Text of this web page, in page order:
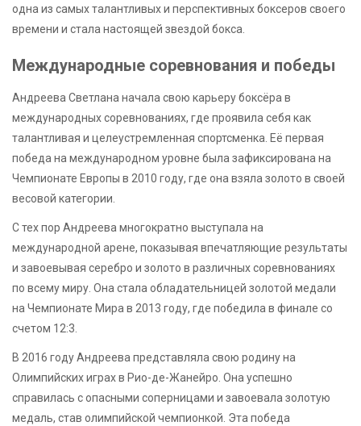
одна из самых талантливых и перспективных боксеров своего
времени и стала настоящей звездой бокса.
Международные соревнования и победы
Андреева Светлана начала свою карьеру боксёра в
международных соревнованиях, где проявила себя как
талантливая и целеустремленная спортсменка. Её первая
победа на международном уровне была зафиксирована на
Чемпионате Европы в 2010 году, где она взяла золото в своей
весовой категории.
С тех пор Андреева многократно выступала на
международной арене, показывая впечатляющие результаты
и завоевывая серебро и золото в различных соревнованиях
по всему миру. Она стала обладательницей золотой медали
на Чемпионате Мира в 2013 году, где победила в финале со
счетом 12:3.
В 2016 году Андреева представляла свою родину на
Олимпийских играх в Рио-де-Жанейро. Она успешно
справилась с опасными соперницами и завоевала золотую
медаль, став олимпийской чемпионкой. Эта победа